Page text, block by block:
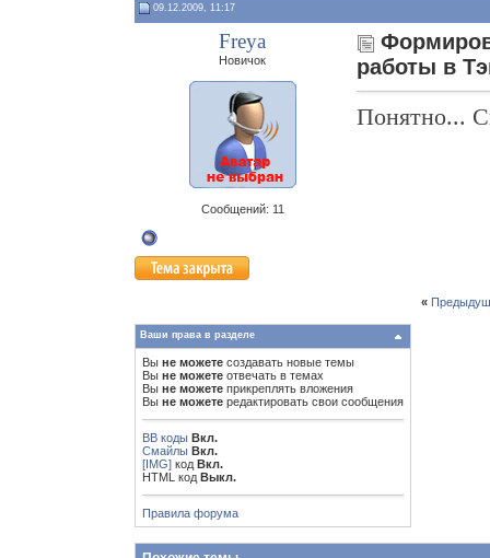
09.12.2009, 11:17
Freya
Новичок
Сообщений: 11
работы в
Понятно...
«
Ваши права в разделе
Вы не можете создавать новые темы
Вы не можете отвечать в темах
Вы не можете прикреплять вложения
Вы не можете редактировать свои сообщения
BB коды Вкл.
Смайлы Вкл.
[IMG] код Вкл.
HTML код Выкл.
Правила форума